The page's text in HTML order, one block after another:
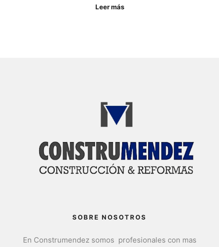
Leer más
SOBRE NOSOTROS
En Construmendez somos profesionales con mas